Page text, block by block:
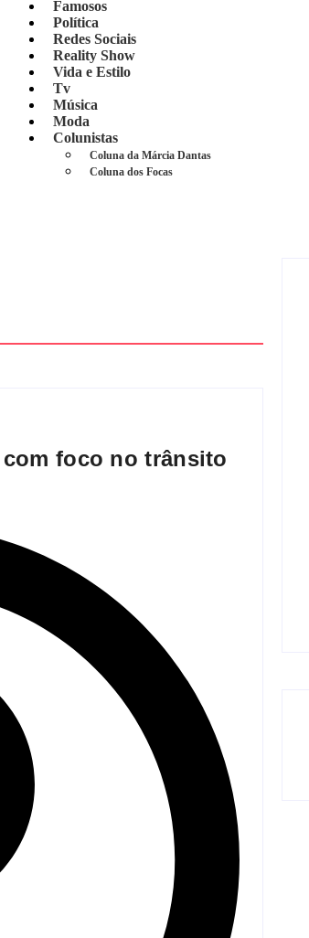
Famosos
Política
Redes Sociais
Reality Show
Vida e Estilo
Tv
Música
Moda
Colunistas
Coluna da Márcia Dantas
Coluna dos Focas
foco no trânsito